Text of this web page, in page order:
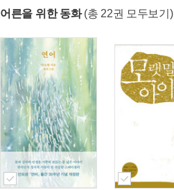
어른을 위한 동화 (총 22권 모두보기)